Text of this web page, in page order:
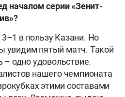
началом серии «Зенит-
в пользу Казани. Но
увидим пятый матч. Такой
одно удовольствие.
нашего чемпионата
этими составами